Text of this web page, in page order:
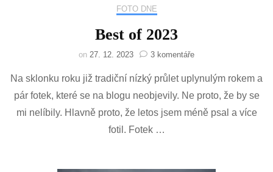
FOTO DNE
Best of 2023
on 27. 12. 2023 3 komentářeu
s
názvem
Best
of
Na sklonku roku již tradiční nízký průlet uplynulým rokem a
pár fotek, které se na blogu neobjevily. Ne proto, že by se
mi nelíbily. Hlavně proto, že letos jsem méně psal a více
fotil. Fotek …